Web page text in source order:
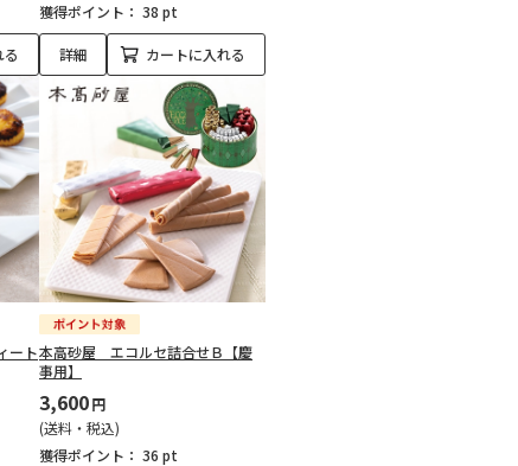
獲得ポイント： 38 pt
詳細 カートに入れる
ート本高砂屋 エコルセ詰合せＢ【慶
事用】
3,600円
(送料・税込)
獲得ポイント： 36 pt